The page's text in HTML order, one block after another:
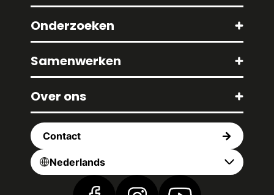
Onderzoeken
Samenwerken
Over ons
Contact
Nederlands